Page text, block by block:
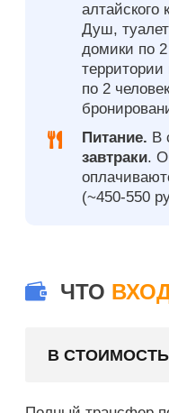
алтайского
Душ,
домики по
по 2
Питание. В
завтраки.
(~450-550
ЧТО
В СТОИМОСТЬ